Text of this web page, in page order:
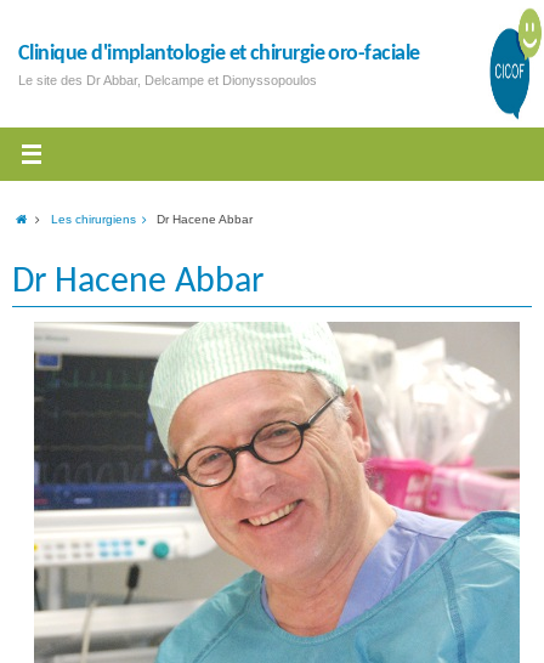
Clinique d'implantologie et chirurgie oro-faciale
Le site des Dr Abbar, Delcampe et Dionyssopoulos
Les chirurgiens Dr Hacene Abbar
Dr Hacene Abbar